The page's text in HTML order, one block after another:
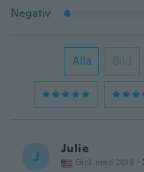
Negativ
Alla Bild
J Julie
Gick med 2019 ·